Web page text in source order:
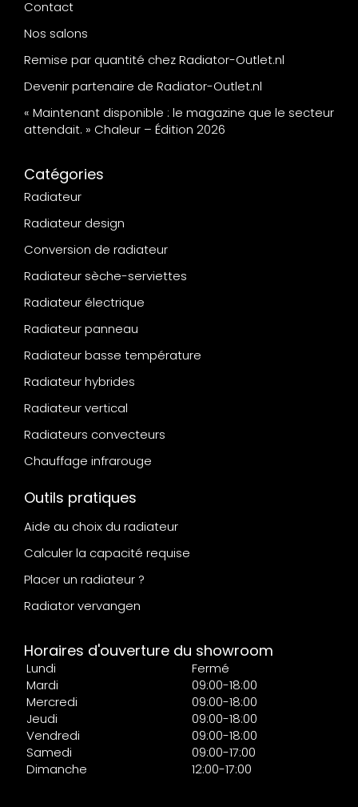
Contact
Nos salons
Remise par quantité chez Radiator-Outlet.nl
Devenir partenaire de Radiator-Outlet.nl
« Maintenant disponible : le magazine que le secteur
attendait. » Chaleur – Édition 2026
Catégories
Radiateur
Radiateur design
Conversion de radiateur
Radiateur sèche-serviettes
Radiateur électrique
Radiateur panneau
Radiateur basse température
Radiateur hybrides
Radiateur vertical
Radiateurs convecteurs
Chauffage infrarouge
Outils pratiques
Aide au choix du radiateur
Calculer la capacité requise
Placer un radiateur ?
Radiator vervangen
Horaires d'ouverture du showroom
Lundi
Fermé
Mardi
09:00-18:00
Mercredi
09:00-18:00
Jeudi
09:00-18:00
Vendredi
09:00-18:00
Samedi
09:00-17:00
Dimanche
12:00-17:00